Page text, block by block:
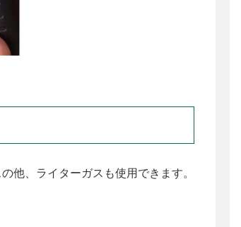
他、ライターガスも使用できます。